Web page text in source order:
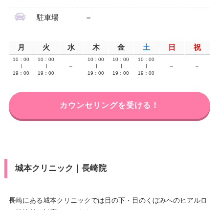
駐車場 –
月 火 水 木 金 土 日 祝
10：00
19：00
10：00
19：00
–
10：00
19：00
10：00
19：00
10：00
19：00
– –
カウンセリングを受ける！
城本クリニック｜長崎院
長崎にある城本クリニックでは目の下・目のくぼみへのヒアルロ